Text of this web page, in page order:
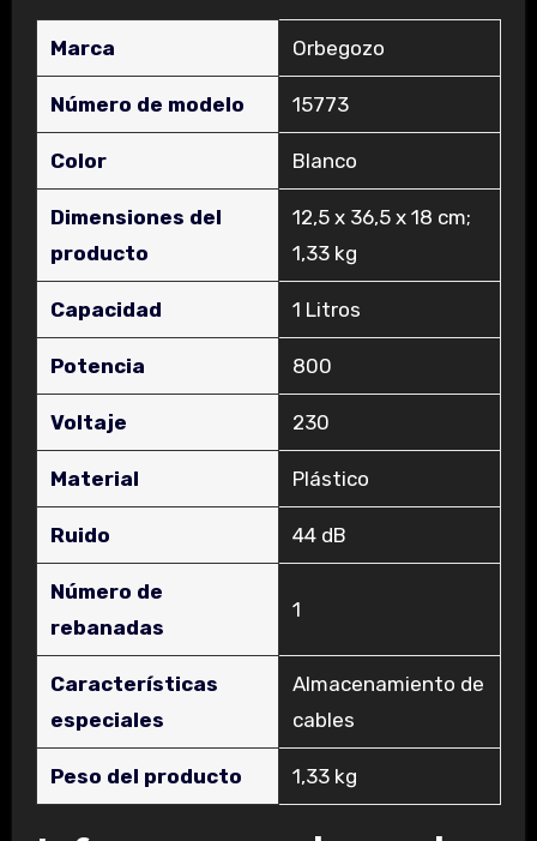
Marca ‎Orbegozo
Número de modelo ‎15773
Color ‎Blanco
Dimensiones del
producto
‎12,5 x 36,5 x 18 cm;
1,33 kg
Capacidad ‎1 Litros
Potencia ‎800
Voltaje ‎230
Material ‎Plástico
Ruido ‎44 dB
Número de
rebanadas
‎1
Características
especiales
‎Almacenamiento de
cables
Peso del producto ‎1,33 kg